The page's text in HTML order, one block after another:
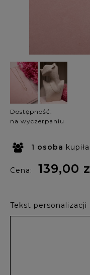
Dostępność:
na wyczerpaniu
1 osoba kupiła
Cena: 139,00
Tekst personalizacji